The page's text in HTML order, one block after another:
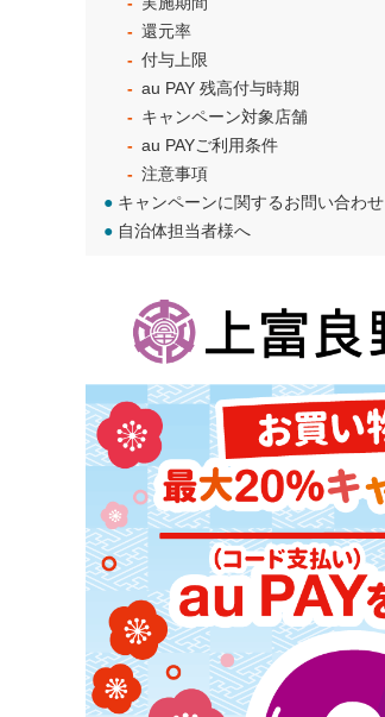
還元率
付与上限
au PAY 残高付与時期
キャンペーン対象店舗
au PAYご利用条件
注意事項
● キャンペーンに関するお問い合わせ
● 自治体担当者様へ